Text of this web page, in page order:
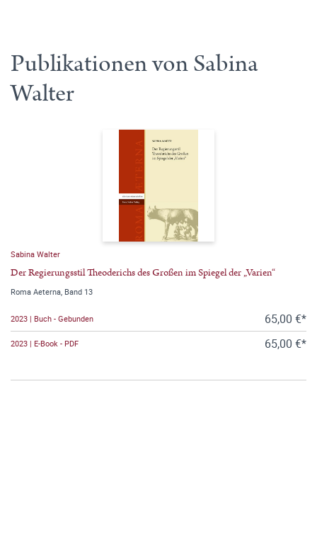
Publikationen von Sabina
Walter
Sabina Walter
Der Regierungsstil Theoderichs des Großen im Spiegel der „Varien“
Roma Aeterna, Band 13
2023 | Buch - Gebunden 65,00 €*
2023 | E-Book - PDF 65,00 €*